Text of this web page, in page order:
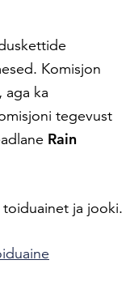
Komisjon
ka
tegevust
Rain
toiduainet ja jooki.